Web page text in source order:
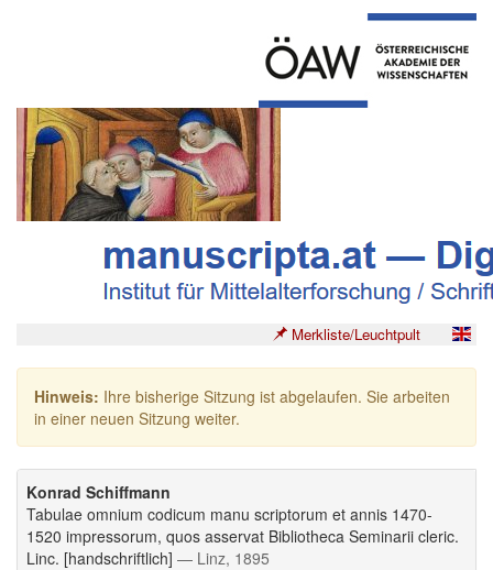
Merkliste/Leuchtpult
Hinweis: Ihre bisherige Sitzung ist abgelaufen. Sie arbeiten
in einer neuen Sitzung weiter.
Konrad Schiffmann
Tabulae omnium codicum manu scriptorum et annis 1470-
1520 impressorum, quos asservat Bibliotheca Seminarii cleric.
Linc. [handschriftlich] — Linz, 1895